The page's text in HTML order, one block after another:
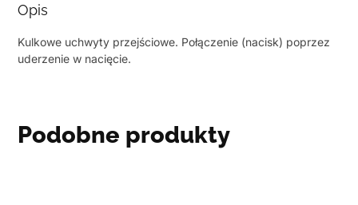
Opis
Kulkowe uchwyty przejściowe. Połączenie (nacisk) poprzez
uderzenie w nacięcie.
Podobne produkty